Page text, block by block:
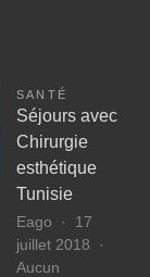
SANTÉ
Séjours avec
Chirurgie
esthétique
Tunisie
Eago
17
juillet 2018
Aucun